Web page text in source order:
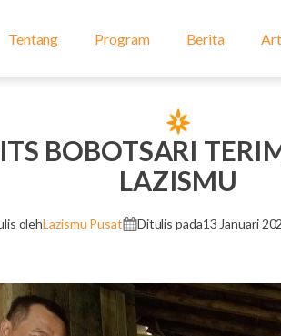
Tentang Program Berita
BOBOTSARI
LAZISMU
olehLazismu Pusat Ditulis pada13 Januari